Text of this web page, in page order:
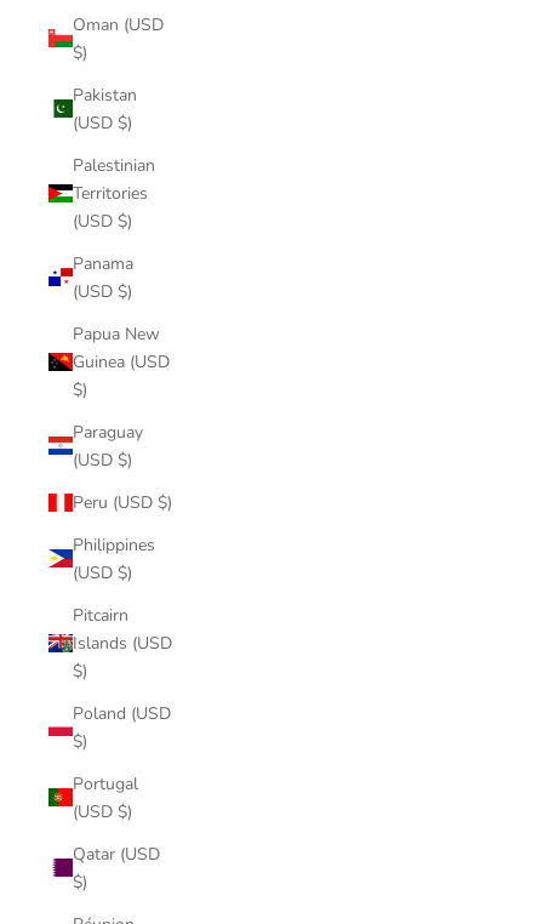
Oman (USD
$)
Pakistan
(USD $)
Palestinian
Territories
(USD $)
Panama
(USD $)
Papua New
Guinea (USD
$)
Paraguay
(USD $)
Peru (USD $)
Philippines
(USD $)
Pitcairn
Islands (USD
$)
Poland (USD
$)
Portugal
(USD $)
Qatar (USD
$)